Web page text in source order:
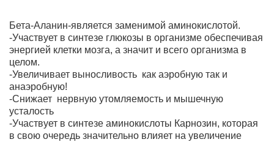
Бета-Аланин-является заменимой аминокислотой.
-Участвует в синтезе глюкозы в организме обеспечивая
энергией клетки мозга, а значит и всего организма в
целом.
-Увеличивает выносливость как аэробную так и
анаэробную!
-Снижает нервную утомляемость и мышечную
усталость
-Участвует в синтезе аминокислоты Карнозин, которая
в свою очередь значительно влияет на увеличение